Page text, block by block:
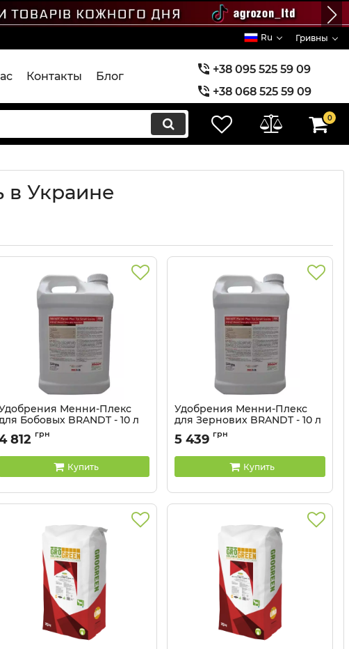
Ru Гривны
Контакты Блог
+38 095 525 59 09
+38 068 525 59 09
+38 073 525 59 09
0
в Украине
Менни-Плекс
Бобовых BRANDT - 10 л
Артикул: 3203086
812 грн
Купить
Удобрения Менни-Плекс
для Зернових BRANDT - 10 л
Артикул: 3203085
5 439 грн
Купить